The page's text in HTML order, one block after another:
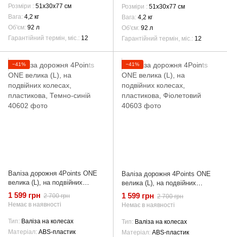
Розміри
51х30х77 см
Вага 4,2 кг
Об'єм 92 л
Гарантійний термін, міс. 12
Розміри
51х30х77 см
Вага 4,2 кг
Об'єм 92 л
Гарантійний термін, міс. 12
−41%
Валіза дорожня 4Points ONE
велика (L), на подвійних
колесах, пластикова, Темно-
синій
1 599 грн 2 700 грн
Немає в наявності
Тип
Валіза на колесах
Матеріал ABS-пластик
−41%
Валіза дорожня 4Points ONE
велика (L), на подвійних
колесах, пластикова,
Фіолетовий
1 599 грн 2 700 грн
Немає в наявності
Тип
Валіза на колесах
Матеріал ABS-пластик